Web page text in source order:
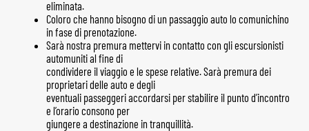
eliminata.
Coloro che hanno bisogno di un passaggio auto lo comunichino
in fase di prenotazione.
Sarà nostra premura mettervi in contatto con gli escursionisti
automuniti al fine di
condividere il viaggio e le spese relative. Sarà premura dei
proprietari delle auto e degli
eventuali passeggeri accordarsi per stabilire il punto d’incontro
e l’orario consono per
giungere a destinazione in tranquillità.